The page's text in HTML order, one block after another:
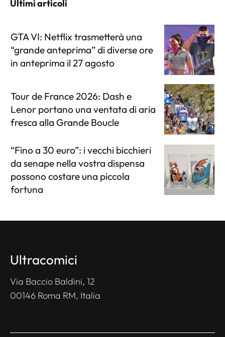
Ultimi articoli
GTA VI: Netflix trasmetterà una
“grande anteprima” di diverse ore
in anteprima il 27 agosto
Tour de France 2026: Dash e
Lenor portano una ventata di aria
fresca alla Grande Boucle
“Fino a 30 euro”: i vecchi bicchieri
da senape nella vostra dispensa
possono costare una piccola
fortuna
Ultracomici
Via Baccio Baldini, 12
00146 Roma RM, Italia